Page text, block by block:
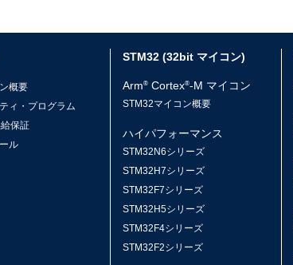
概要
ィ・プログラム
保証
ル
STM32 (32bit マイコン)
Arm® Cortex®-M マイコン
STM32マイコン概要
ハイパフォーマンス
STM32N6シリーズ
STM32H7シリーズ
STM32F7シリーズ
STM32H5シリーズ
STM32F4シリーズ
STM32F2シリーズ